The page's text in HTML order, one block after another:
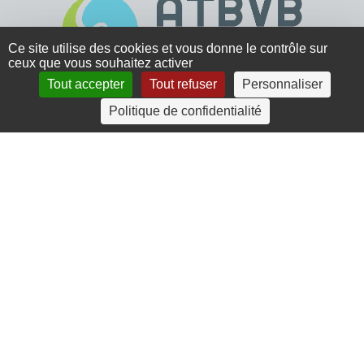
4 rue Crec’h-Ugen
22810 Belle Isle en Terre
Ce site utilise des cookies et vous donne le contrôle sur
ceux que vous souhaitez activer
Tout accepter
Tout refuser
Personnaliser
Politique de confidentialité